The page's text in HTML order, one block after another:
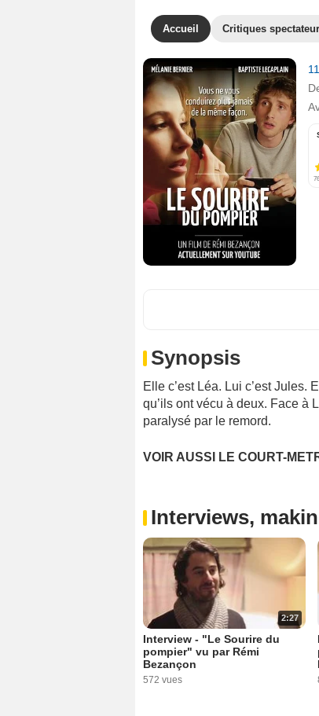
Accueil Critiques
Synopsis
Elle c’est Léa. Lui c’est Jules.
qu’ils ont vécu à deux. Face à
paralysé par le remord.
VOIR AUSSI LE COURT-
Interviews,
2:27
Interview - "Le Sourire du
pompier" vu par Rémi
Bezançon
572 vues